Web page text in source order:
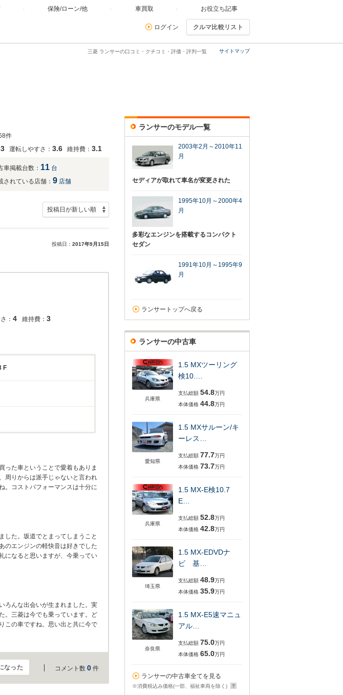
保険/ローン/他 車買取 お役立ち記事
ログイン クルマ比較リスト
サイトマップ
三菱 ランサーの口コミ・クチコミ・評価・評判一覧
件
運転しやすさ： 3.6 維持費： 3.1
車掲載台数： 11 台
されている店舗： 9 店舗
投稿日： 2017年9月15日
： 4 維持費： 3
F
った車ということで愛着もありま
周りからは派手じゃないと言われ
。コストパフォーマンスは十分に
した。坂道でとまってしまうこと
のエンジンの軽快音は好きでした
になると思いますが、今乗ってい
ろんな出会いが生まれました。実
。三菱は今でも乗っています。ど
この車ですね。思い出と共に今で
なった コメント数 0 件
ランサーのモデル一覧
2003年2月～2010年11
月
セディアが取れて車名が変更された
1995年10月～2000年4
月
多彩なエンジンを搭載するコンパクト
セダン
1991年10月～1995年9
月
ランサートップへ戻る
ランサーの中古車
兵庫県
1.5 MXツーリング
検10.…
支払総額 54.8万円
本体価格 44.8万円
愛知県
1.5 MXサルーン/キ
ーレス…
支払総額 77.7万円
本体価格 73.7万円
兵庫県
1.5 MX-E検10.7
E…
支払総額 52.8万円
本体価格 42.8万円
埼玉県
1.5 MX-EDVDナ
ビ 基…
支払総額 48.9万円
本体価格 35.9万円
奈良県
1.5 MX-E5速マニュ
アル…
支払総額 75.0万円
本体価格 65.0万円
ランサーの中古車全てを見る
※消費税込み価格(一部、福祉車両を除く)